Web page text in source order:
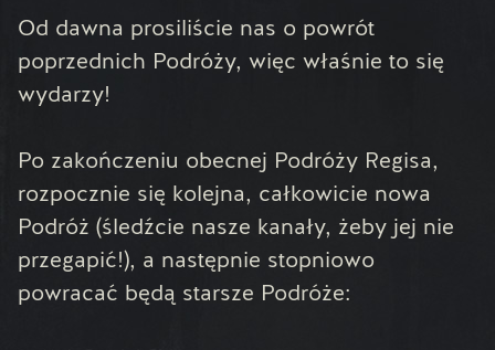
Od dawna prosiliście nas o powrót
poprzednich Podróży, więc właśnie to się
wydarzy!
Po zakończeniu obecnej Podróży Regisa,
rozpocznie się kolejna, całkowicie nowa
Podróż (śledźcie nasze kanały, żeby jej nie
przegapić!), a następnie stopniowo
powracać będą starsze Podróże: